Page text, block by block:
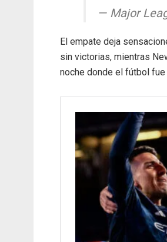
— Major
El empate deja
sin victorias, mientras
noche donde el fútbol